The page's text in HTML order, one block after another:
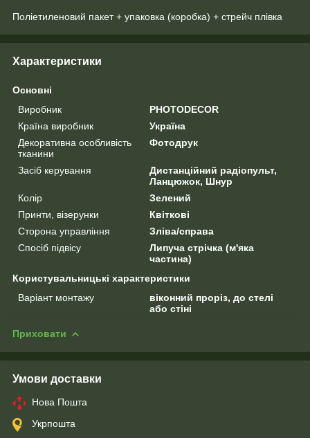
Поліетиленовий пакет + упаковка (коробка) + стрейч плівка
Характеристики
Основні
Виробник
PHOTODECOR
Країна виробник
Україна
Декоративна особливість
тканини
Фотодрук
Засіб керування
Дистанційний радіопульт,
Ланцюжок, Шнур
Колір
Зелений
Принти, візерунки
Квіткові
Сторона управління
Зліва/справа
Спосіб підвісу
Липуча стрічка (м'яка
частина)
Користувальницькі характеристики
Варіант монтажу
віконний проріз, до стелі
або стіні
Приховати
Умови доставки
Нова Пошта
Укрпошта